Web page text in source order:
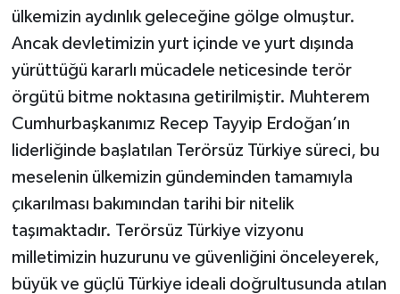
ülkemizin aydınlık geleceğine gölge olmuştur.
Ancak devletimizin yurt içinde ve yurt dışında
yürüttüğü kararlı mücadele neticesinde terör
örgütü bitme noktasına getirilmiştir. Muhterem
Cumhurbaşkanımız Recep Tayyip Erdoğan’ın
liderliğinde başlatılan Terörsüz Türkiye süreci, bu
meselenin ülkemizin gündeminden tamamıyla
çıkarılması bakımından tarihi bir nitelik
taşımaktadır. Terörsüz Türkiye vizyonu
milletimizin huzurunu ve güvenliğini önceleyerek,
büyük ve güçlü Türkiye ideali doğrultusunda atılan